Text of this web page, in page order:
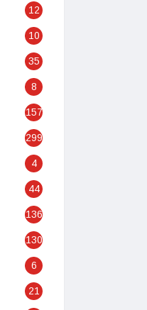
12
10
35
8
157
299
4
44
136
130
6
21